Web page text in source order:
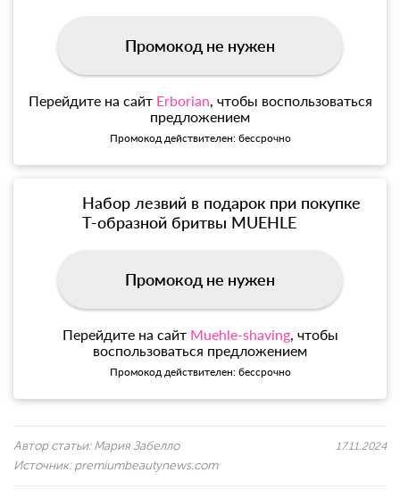
Промокод не нужен
Перейдите на сайт Erborian, чтобы воспользоваться
предложением
Промокод действителен: бессрочно
Набор лезвий в подарок при покупке
Т-образной бритвы MUEHLE
Промокод не нужен
Перейдите на сайт Muehle-shaving, чтобы
воспользоваться предложением
Промокод действителен: бессрочно
Автор статьи: Мария Забелло
Источник: premiumbeautynews.com
17.11.2024